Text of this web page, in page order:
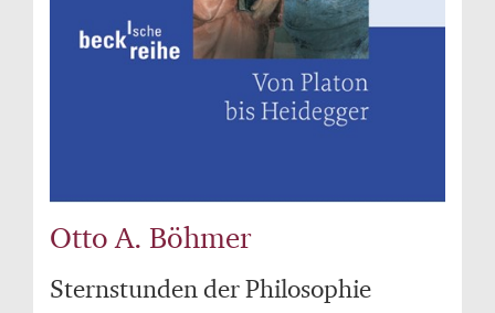
Otto A. Böhmer
Sternstunden der Philosophie